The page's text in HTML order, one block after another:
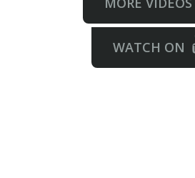
WATCH ON